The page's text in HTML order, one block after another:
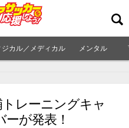
ジカル／メディカル メンタル
レーニングキャ
が発表！